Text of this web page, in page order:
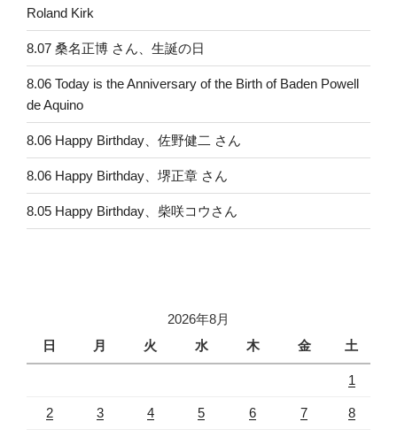
Roland Kirk
8.07 桑名正博 さん、生誕の日
8.06 Today is the Anniversary of the Birth of Baden Powell
de Aquino
8.06 Happy Birthday、佐野健二 さん
8.06 Happy Birthday、堺正章 さん
8.05 Happy Birthday、柴咲コウさん
2026年8月
日
月 火 水 木 金 土
1
2 3 4 5 6 7 8